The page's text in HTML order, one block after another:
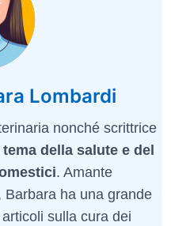
Lombardi
nonché scrittrice
della salute e del
. Amante
ha una grande
sulla cura dei